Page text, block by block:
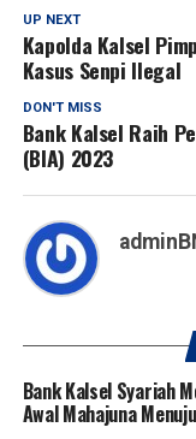
UP NEXT
Kapolda Kalsel
Kasus Senpi Ilegal
DON'T MISS
Bank Kalsel Raih
(BIA) 2023
Bank Kalsel Syariah
Awal Mahajuna